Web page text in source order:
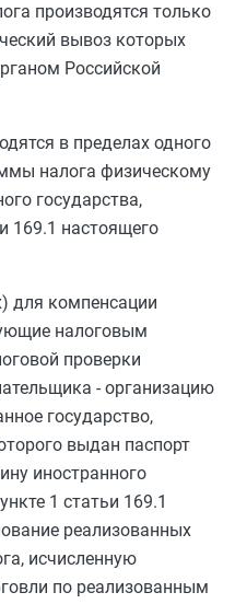
производятся только
вывоз которых
Российской
в пределах одного
налога физическому
государства,
169.1 настоящего
для компенсации
налоговым
проверки
- организацию
государство,
выдан паспорт
иностранного
1 статьи 169.1
реализованных
исчисленную
по реализованным